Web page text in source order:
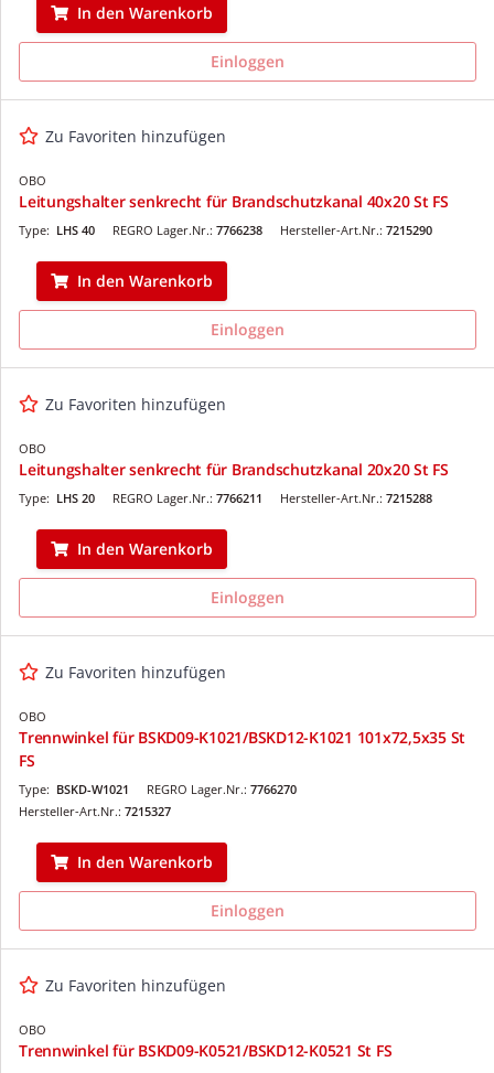
In den Warenkorb
Einloggen
Zu Favoriten hinzufügen
OBO
Leitungshalter senkrecht für Brandschutzkanal 40x20 St FS
REGRO Lager.Nr.: 7766238
Type: LHS 40 Hersteller-Art.Nr.: 7215290
In den Warenkorb
Einloggen
Zu Favoriten hinzufügen
OBO
Leitungshalter senkrecht für Brandschutzkanal 20x20 St FS
REGRO Lager.Nr.: 7766211
Type: LHS 20 Hersteller-Art.Nr.: 7215288
In den Warenkorb
Einloggen
Zu Favoriten hinzufügen
OBO
Trennwinkel für BSKD09-K1021/BSKD12-K1021 101x72,5x35 St
FS
REGRO Lager.Nr.: 7766270
Type: BSKD-W1021
Hersteller-Art.Nr.: 7215327
In den Warenkorb
Einloggen
Zu Favoriten hinzufügen
OBO
Trennwinkel für BSKD09-K0521/BSKD12-K0521 St FS